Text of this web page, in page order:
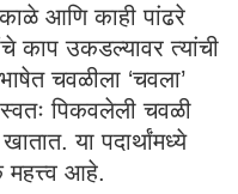
काळे आणि काही पांढरे
काप उकडल्यावर त्यांची
चवळीला ‘चवला’
पिकवलेली चवळी
या पदार्थांमध्ये
महत्त्व आहे.